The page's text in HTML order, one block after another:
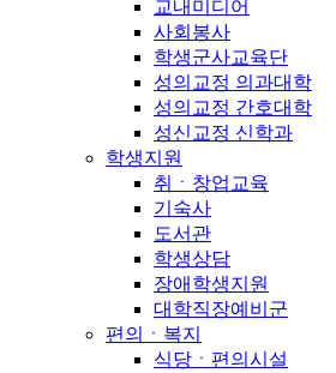
교내미디어
사회봉사
학생군사교육단
성의교정 의과대학
성의교정 간호대학
성신교정 신학과
학생지원
취ㆍ창업교육
기숙사
도서관
학생상담
장애학생지원
대학직장예비군
편의ㆍ복지
식당ㆍ편의시설